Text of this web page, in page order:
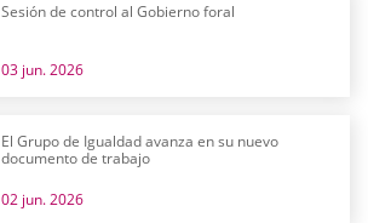
Sesión de control al Gobierno foral
03 jun. 2026
El Grupo de Igualdad avanza en su nuevo
documento de trabajo
02 jun. 2026